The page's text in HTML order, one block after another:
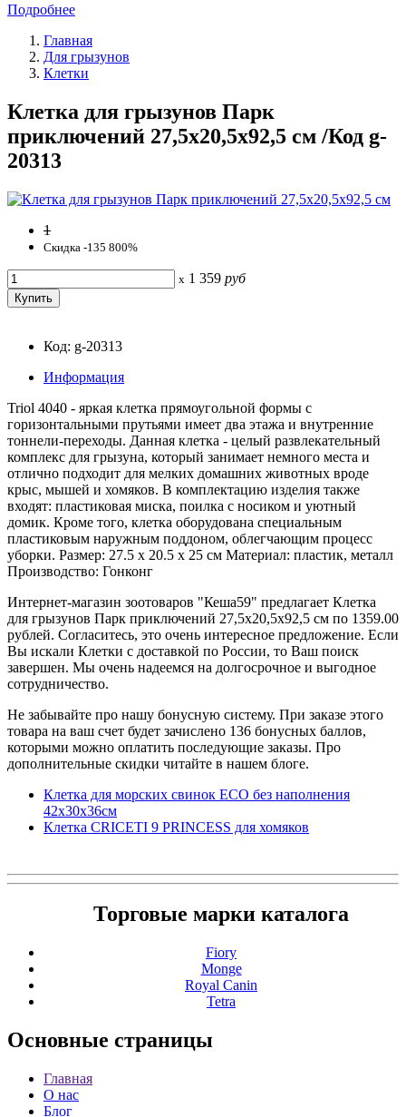
Подробнее
Главная
Для грызунов
Клетки
Клетка для грызунов Парк
приключений 27,5x20,5x92,5 см /Код g-
20313
1
Скидка -135 800%
x 1 359 руб
Код: g-20313
Информация
Triol 4040 - яркая клетка прямоугольной формы с
горизонтальными прутьями имеет два этажа и внутренние
тоннели-переходы. Данная клетка - целый развлекательный
комплекс для грызуна, который занимает немного места и
отлично подходит для мелких домашних животных вроде
крыс, мышей и хомяков. В комплектацию изделия также
входят: пластиковая миска, поилка с носиком и уютный
домик. Кроме того, клетка оборудована специальным
пластиковым наружным поддоном, облегчающим процесс
уборки. Размер: 27.5 х 20.5 х 25 см Материал: пластик, металл
Производство: Гонконг
Интернет-магазин зоотоваров "Кеша59" предлагает Клетка
для грызунов Парк приключений 27,5x20,5x92,5 см по 1359.00
рублей. Согласитесь, это очень интересное предложение. Если
Вы искали Клетки с доставкой по России, то Ваш поиск
завершен. Мы очень надеемся на долгосрочное и выгодное
сотрудничество.
Не забывайте про нашу бонусную систему. При заказе этого
товара на ваш счет будет зачислено 136 бонусных баллов,
которыми можно оплатить последующие заказы. Про
дополнительные скидки читайте в нашем блоге.
Клетка для морских свинок ЕСО без наполнения
42x30x36см
Клетка CRICETI 9 PRINCESS для хомяков
Торговые марки каталога
Fiory
Monge
Royal Canin
Tetra
Основные страницы
Главная
О нас
Блог